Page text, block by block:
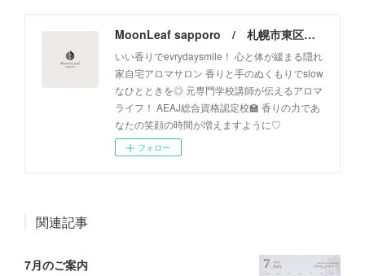
MoonLeaf sapporo / 札幌市東区の100種類以上の香りが楽しめるアロマスクール＆トリートメントサロン
いい香りでevrydaysmile！ 心と体が緩まる隠れ
家自宅アロマサロン 香りと手のぬくもりでslow
なひとときを◎ 元専門学校講師が伝えるアロマ
ライフ！ AEAJ総合資格認定校🏫 香りの力であ
なたの笑顔の時間が増えますように♡
フォロー
関連記事
7月のご案内